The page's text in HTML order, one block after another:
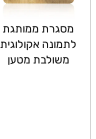
מסגרת ממותגת
לתמונה אקולוגית
משולבת מטען